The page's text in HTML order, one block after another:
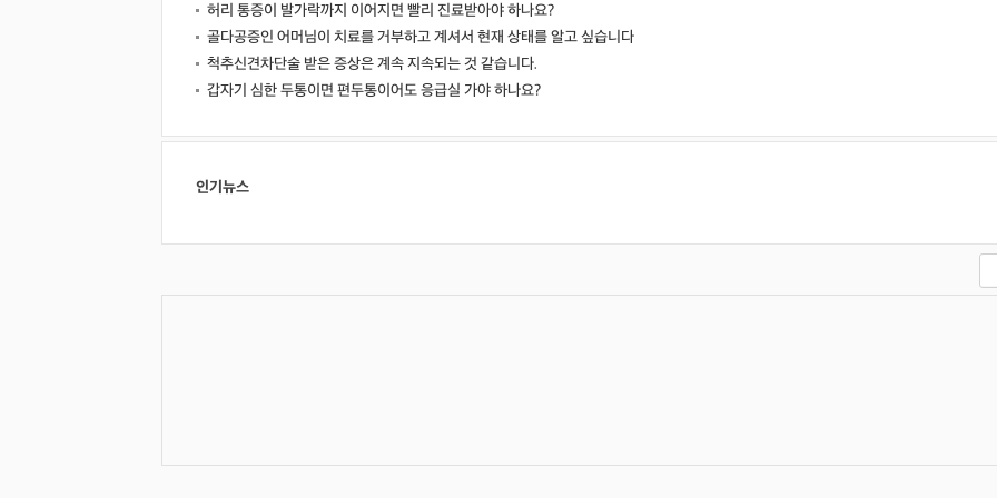
허리 통증이 발가락까지 이어지면 빨리 진료받아야 하나요?
골다공증인 어머님이 치료를 거부하고 계셔서 현재 상태를 알고 싶습니다
척추신견차단술 받은 증상은 계속 지속되는 것 같습니다.
갑자기 심한 두통이면 편두통이어도 응급실 가야 하나요?
인기뉴스